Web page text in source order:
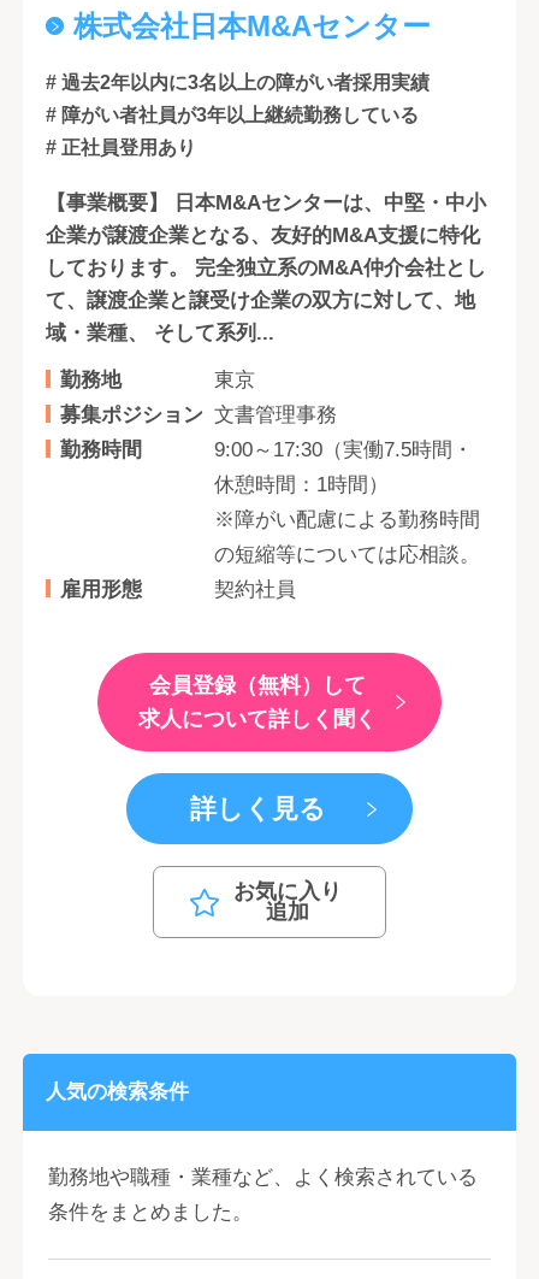
株式会社日本M&Aセンター
# 過去2年以内に3名以上の障がい者採用実績
# 障がい者社員が3年以上継続勤務している
# 正社員登用あり
【事業概要】 日本M&Aセンターは、中堅・中小
企業が譲渡企業となる、友好的M&A支援に特化
しております。 完全独立系のM&A仲介会社とし
て、譲渡企業と譲受け企業の双方に対して、地
域・業種、 そして系列...
勤務地
東京
募集ポジション 文書管理事務
勤務時間
9:00～17:30（実働7.5時間・
休憩時間：1時間）
※障がい配慮による勤務時間
の短縮等については応相談。
雇用形態
契約社員
会員登録（無料）して
求人について詳しく聞く
詳しく見る
お気に入り
追加
人気の検索条件
勤務地や職種・業種など、よく検索されている
条件をまとめました。